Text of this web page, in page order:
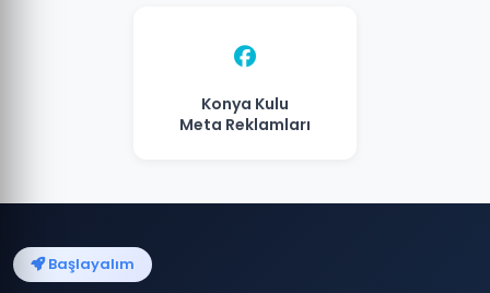
Konya Kulu
Meta Reklamları
Başlayalım